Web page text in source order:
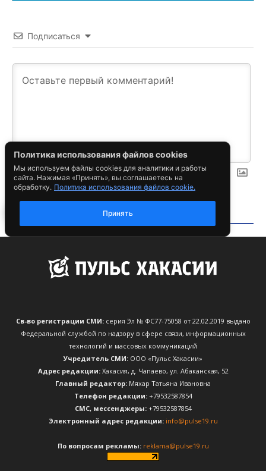
Св-во регистрации СМИ:серия Эл № ФС77-75058 от 22.02.2019 выдано
Федеральной службой по надзору в сфере связи, информационных
технологий и массовых коммуникаций
Учредитель СМИ: ООО «Пульс Хакасии»
Адрес редакции:Хакасия, д. Чапаево, ул. Абаканская, 52
Главный редактор: Мяхар Татьяна Ивановна
Телефон редакции:+79532587854
CМС, мессенджеры:+79532587854
Электронный адрес редакции: info@pulse19.ru
По вопросам рекламы: reklama@pulse19.ru